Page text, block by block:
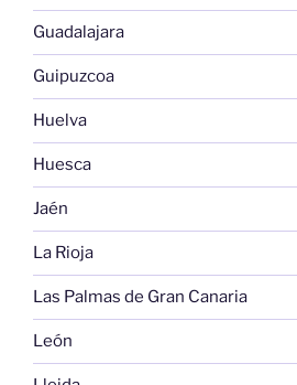
Guadalajara
Guipuzcoa
Huelva
Huesca
Jaén
La Rioja
Las Palmas de Gran Canaria
León